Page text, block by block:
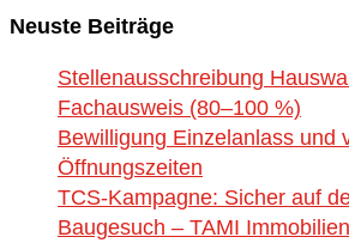
Neuste Beiträge
Stellenausschreibung
Fachausweis (80–100 %)
Bewilligung Einzelanlass und
Öffnungszeiten
TCS-Kampagne: Sicher auf
Baugesuch – TAMI